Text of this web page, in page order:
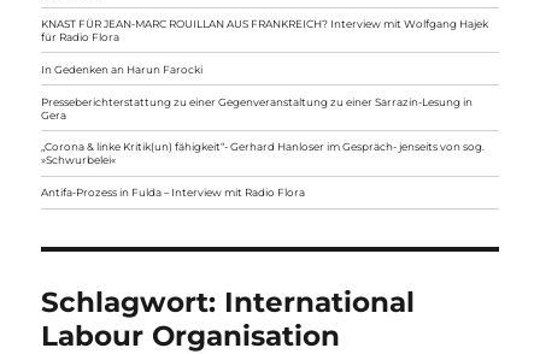
KNAST FÜR JEAN-MARC ROUILLAN AUS FRANKREICH? Interview mit Wolfgang Hajek
für Radio Flora
In Gedenken an Harun Farocki
Presseberichterstattung zu einer Gegenveranstaltung zu einer Sarrazin-Lesung in
Gera
„Corona & linke Kritik(un) fähigkeit“- Gerhard Hanloser im Gespräch- jenseits von sog.
»Schwurbelei«
Antifa-Prozess in Fulda – Interview mit Radio Flora
Schlagwort: International
Labour Organisation